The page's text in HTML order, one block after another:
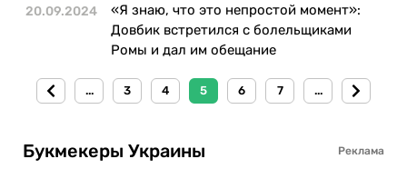
20.09.2024
«Я знаю, что это непростой момент»:
Довбик встретился с болельщиками
Ромы и дал им обещание
... 3 4 5 6 7 ...
Букмекеры Украины Реклама